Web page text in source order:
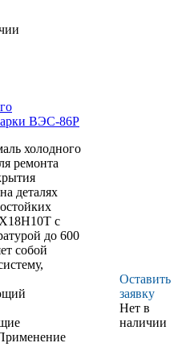
институт" -
ВЭС-86Р
холодного
ремонта
деталях
с
до 600
собой
Оставить
заявку
Нет в
наличии